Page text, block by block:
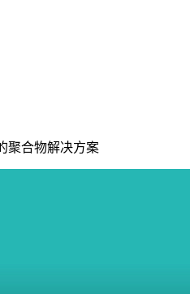
聚合物解决方案